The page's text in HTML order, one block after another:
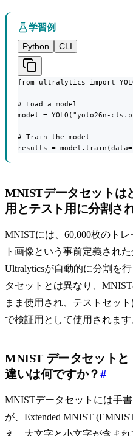
学習例
Python
CLI
from ultralytics import
# Load a model
model = YOLO("yolo26n-
# Train the model
results =
MNISTデータセットは
用とテスト用に分割さ
MNISTには、60,000枚のト
ト画像という事前定義され
Ultralyticsが自動的に分割を
タセットとは異なり、
まま使用され、テストセッ
で検証用として使用されます
MNIST データセット
違いは何ですか？#
MNISTデータセットには手
が、Extended MNIST
え、大文字と小文字が含ま